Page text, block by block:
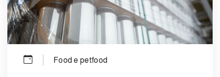
Food e petfood